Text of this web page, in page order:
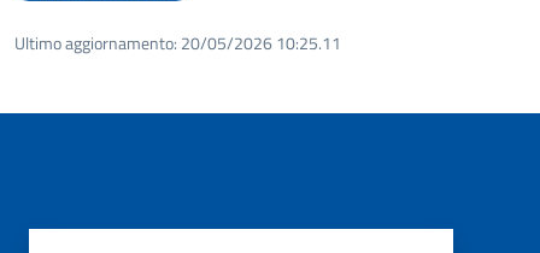
Ultimo aggiornamento: 20/05/2026 10:25.11